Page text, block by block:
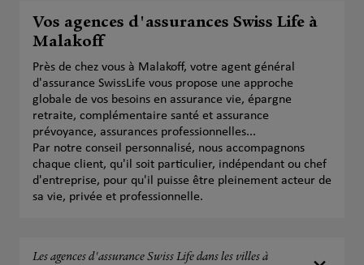
Vos agences d'assurances Swiss Life à
Malakoff
Près de chez vous à Malakoff, votre agent général
d'assurance SwissLife vous propose une approche
globale de vos besoins en assurance vie, épargne
retraite, complémentaire santé et assurance
prévoyance, assurances professionnelles...
Par notre conseil personnalisé, nous accompagnons
chaque client, qu'il soit particulier, indépendant ou chef
d'entreprise, pour qu'il puisse être pleinement acteur de
sa vie, privée et professionnelle.
Les agences d'assurance Swiss Life dans les villes à